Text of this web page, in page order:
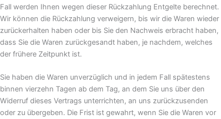
Fall werden Ihnen wegen dieser Rückzahlung Entgelte berechnet.
Wir können die Rückzahlung verweigern, bis wir die Waren wieder
zurückerhalten haben oder bis Sie den Nachweis erbracht haben,
dass Sie die Waren zurückgesandt haben, je nachdem, welches
der frühere Zeitpunkt ist.
Sie haben die Waren unverzüglich und in jedem Fall spätestens
binnen vierzehn Tagen ab dem Tag, an dem Sie uns über den
Widerruf dieses Vertrags unterrichten, an uns zurückzusenden
oder zu übergeben. Die Frist ist gewahrt, wenn Sie die Waren vor